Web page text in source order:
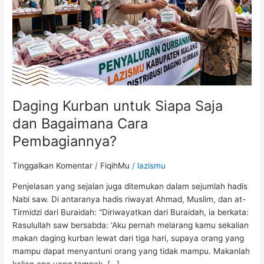
Daging Kurban untuk Siapa Saja
dan Bagaimana Cara
Pembagiannya?
Tinggalkan Komentar / FiqihMu / lazismu
Penjelasan yang sejalan juga ditemukan dalam sejumlah hadis
Nabi saw. Di antaranya hadis riwayat Ahmad, Muslim, dan at-
Tirmidzi dari Buraidah: “Diriwayatkan dari Buraidah, ia berkata:
Rasulullah saw bersabda: ‘Aku pernah melarang kamu sekalian
makan daging kurban lewat dari tiga hari, supaya orang yang
mampu dapat menyantuni orang yang tidak mampu. Makanlah
Cara
Pembagiannya?